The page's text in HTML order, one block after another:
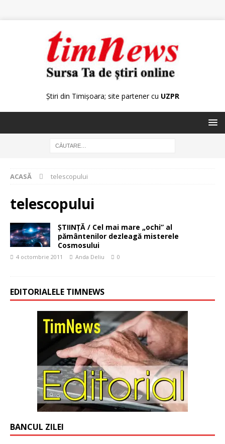
Știri din Timișoara; site partener cu UZPR
ACASĂ telescopului
telescopului
ȘTIINȚĂ / Cel mai mare „ochi” al
pământenilor dezleagă misterele
Cosmosului
4 octombrie 2011 Anda Deliu 0
EDITORIALELE TIMNEWS
BANCUL ZILEI